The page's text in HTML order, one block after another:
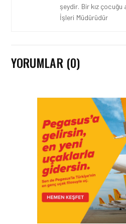
şeydir. Bir kız çocuğu
İşleri Müdürüdür
YORUMLAR (0)
TÜRK
HITIT